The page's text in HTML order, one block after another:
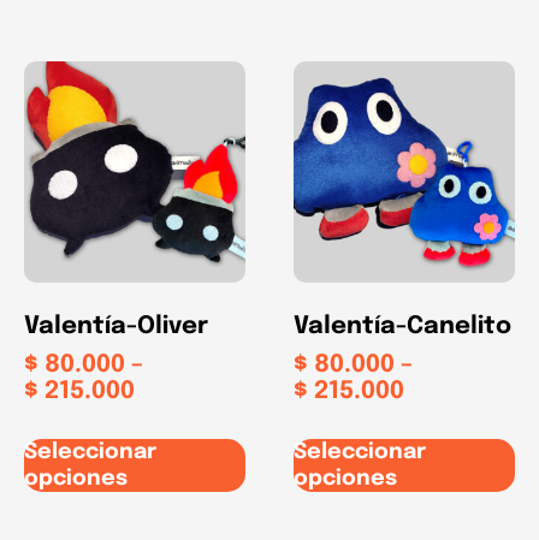
Valentía-Oliver
$ 80.000 –
$ 215.000
Seleccionar
opciones
Valentía-Canelito
$ 80.000 –
$ 215.000
Seleccionar
opciones